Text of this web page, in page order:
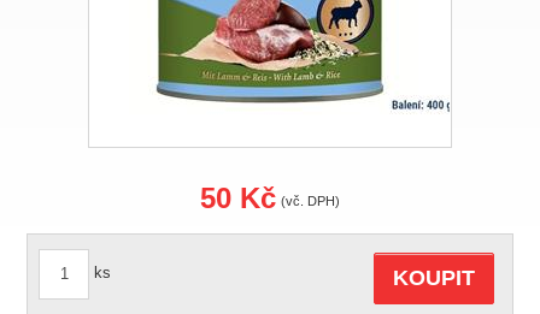
50 Kč (vč. DPH)
ks KOUPIT